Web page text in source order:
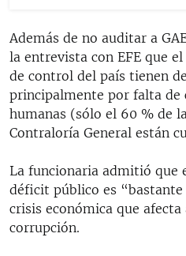
Además de no auditar a
la entrevista con EFE que
de control del país tienen
principalmente por falta de
humanas (sólo el 60 % de
Contraloría General están
La funcionaria admitió que
déficit público es
crisis económica que
corrupción.